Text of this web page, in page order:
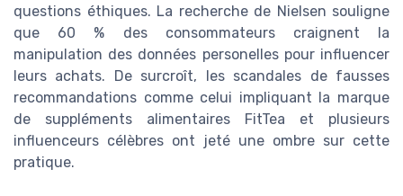
questions éthiques. La recherche de Nielsen souligne
que 60 % des consommateurs craignent la
manipulation des données personelles pour influencer
leurs achats. De surcroît, les scandales de fausses
recommandations comme celui impliquant la marque
de suppléments alimentaires FitTea et plusieurs
influenceurs célèbres ont jeté une ombre sur cette
pratique.